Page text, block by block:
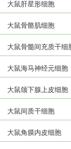
大鼠肝星形细胞
大鼠骨骼肌细胞
大鼠骨髓间充质干细
大鼠海马神经元细胞
大鼠颌下腺上皮细胞
大鼠间质干细胞
大鼠角膜内皮细胞